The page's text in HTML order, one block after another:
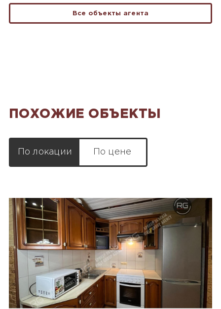
Все объекты агента
ПОХОЖИЕ ОБЪЕКТЫ
По локации По цене